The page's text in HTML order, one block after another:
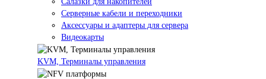
Серверные кабели и переходники
Аксессуары и адаптеры для сервера
Видеокарты
KVM, Терминалы управления